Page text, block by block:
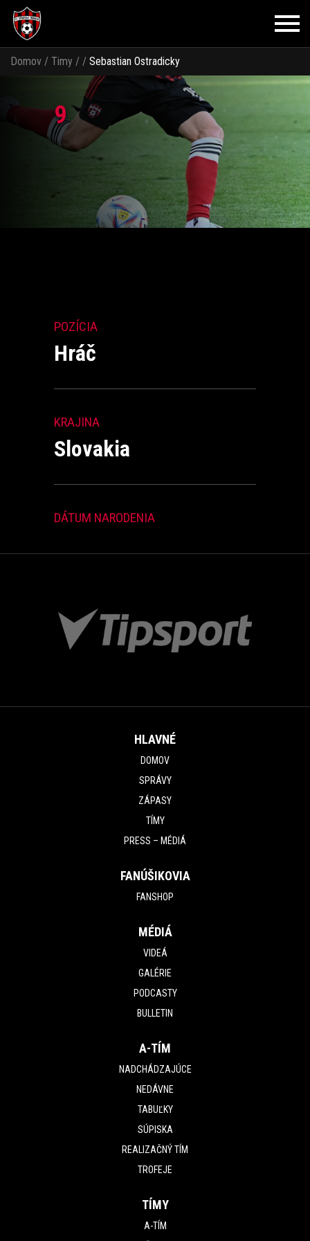
Domov / Timy / / Sebastian Ostradicky
9
POZÍCIA
Hráč
KRAJINA
Slovakia
DÁTUM NARODENIA
HLAVNÉ
DOMOV
SPRÁVY
ZÁPASY
TÍMY
PRESS – MÉDIÁ
FANÚŠIKOVIA
FANSHOP
MÉDIÁ
VIDEÁ
GALÉRIE
PODCASTY
BULLETIN
A-TÍM
NADCHÁDZAJÚCE
NEDÁVNE
TABUĽKY
SÚPISKA
REALIZAČNÝ TÍM
TROFEJE
TÍMY
A-TÍM